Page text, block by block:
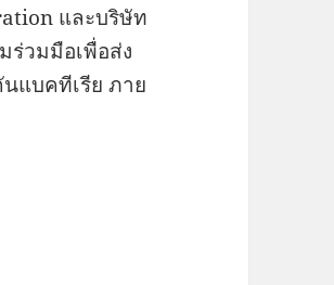
และบริษัท
ร่วมมือเพื่อส่ง
แบคทีเรีย ภาย